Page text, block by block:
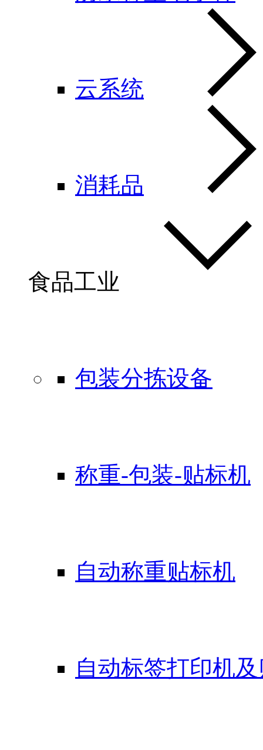
云系统
消耗品
食品工业
包装分拣设备
称重-包装-贴标机
自动称重贴标机
自动标签打印机